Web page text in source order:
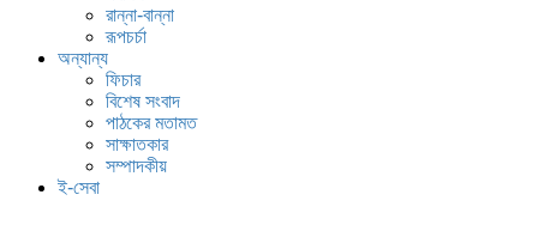
রান্না-বান্না
রূপচর্চা
অন্যান্য
ফিচার
বিশেষ সংবাদ
পাঠকের মতামত
সাক্ষাতকার
সম্পাদকীয়
ই-সেবা